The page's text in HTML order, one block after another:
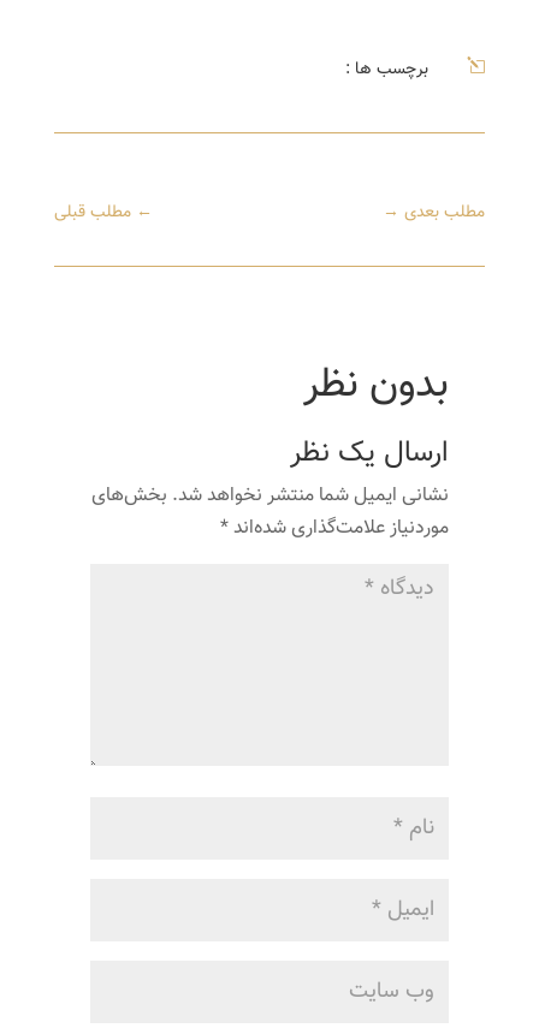
l برچسب ها :
←مطلب قبلی مطلب بعدی→
بدون نظر
ارسال یک نظر
نشانی ایمیل شما منتشر نخواهد شد. بخش‌های
موردنیاز علامت‌گذاری شده‌اند*